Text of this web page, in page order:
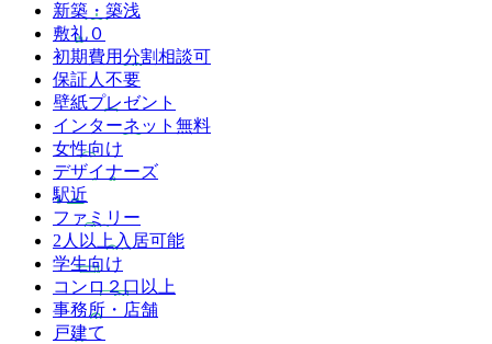
新築・築浅
敷礼０
初期費用分割相談可
保証人不要
壁紙プレゼント
インターネット無料
女性向け
デザイナーズ
駅近
ファミリー
2人以上入居可能
学生向け
コンロ２口以上
事務所・店舗
戸建て